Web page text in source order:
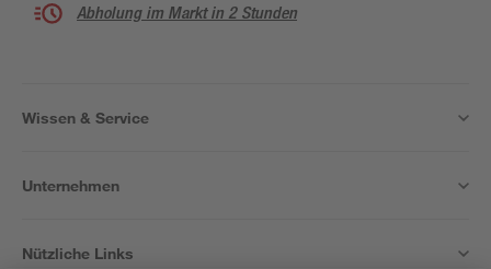
Abholung im Markt in 2 Stunden
Wissen & Service
Unternehmen
Nützliche Links